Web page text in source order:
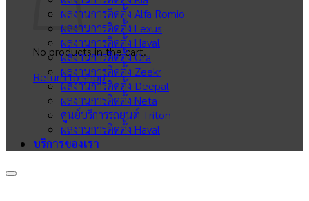
No products in the cart.
Return to shop
ผลงานการติดตั้ง Alfa Romio
ผลงานการติดตั้ง Lexus
ผลงานการติดตั้ง Haval
ผลงานการติดตั้ง Ora
ผลงานการติดตั้ง Zeekr
ผลงานการติดตั้ง Deepal
ผลงานการติดตั้ง Neta
ศูนย์บริการรถยนต์ Triton
ผลงานการติดตั้ง Haval
บริการของเรา